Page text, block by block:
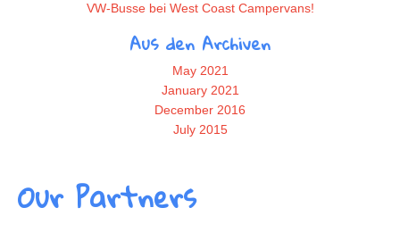
VW-Busse bei West Coast Campervans!
Aus den Archiven
May 2021
January 2021
December 2016
July 2015
Our Partners